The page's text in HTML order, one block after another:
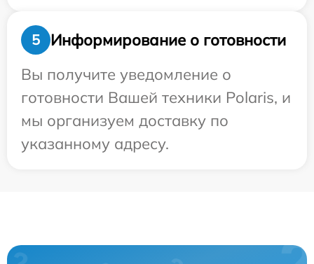
5
Информирование о готовности
Вы получите уведомление о
готовности Вашей техники Polaris, и
мы организуем доставку по
указанному адресу.